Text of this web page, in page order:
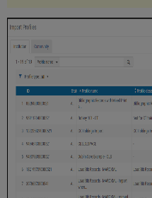
-
e
Exemplos
Entre
Métodos
de
Equivalência
de
035
(Identificador